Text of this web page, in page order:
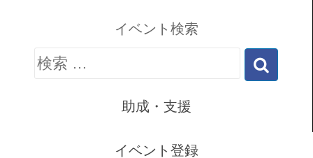
イベント検索
検
助成・支援
イベント登録